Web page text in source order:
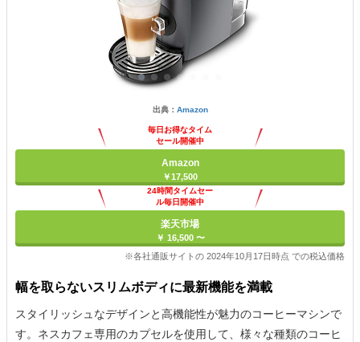
出典： Amazon
毎日お得なタイム
セール開催中
Amazon
￥17,500
24時間タイムセー
ル毎日開催中
楽天市場
￥ 16,500 〜
※各社通販サイトの 2024年10月17日時点 での税込価格
幅を取らないスリムボディに最新機能を満載
スタイリッシュなデザインと高機能性が魅力のコーヒーマシンで
す。ネスカフェ専用のカプセルを使用して、様々な種類のコーヒ